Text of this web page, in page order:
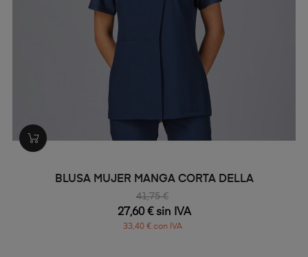
BLUSA MUJER MANGA CORTA DELLA
41,75 €
27,60 € sin IVA
33,40 € con IVA